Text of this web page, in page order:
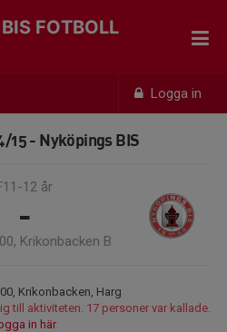
Logga in
FOTBOLL
15 - Nyköpings BIS
12 år
-
Krikonbacken B
Krikonbacken, Harg
till aktiviteten. 17 personer var kallade.
in här